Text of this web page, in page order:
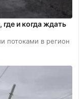
и когда ждать
потоками в регион